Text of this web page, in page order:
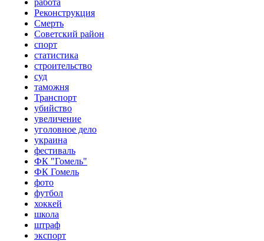
Реконструкция
Смерть
Советский район
спорт
статистика
строительство
суд
таможня
Транспорт
убийство
увеличение
уголовное дело
украина
фестиваль
ФК "Гомель"
ФК Гомель
фото
футбол
хоккей
школа
штраф
экспорт